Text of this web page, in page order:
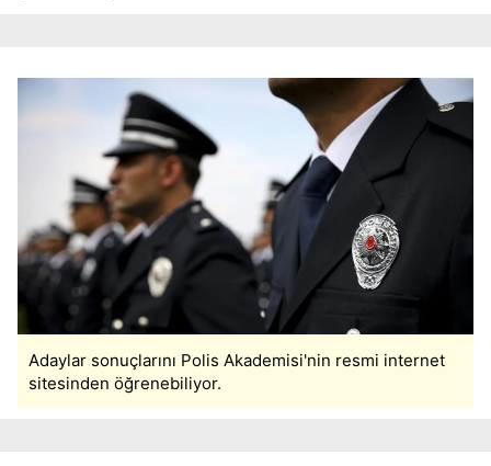
Adaylar sonuçlarını Polis Akademisi'nin resmi internet
sitesinden öğrenebiliyor.